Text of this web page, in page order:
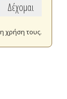
Δέχομαι
χρήση τους.